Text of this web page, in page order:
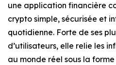
une application financière
crypto simple, sécurisée et
quotidienne. Forte de ses
d’utilisateurs, elle relie les
au monde réel sous la